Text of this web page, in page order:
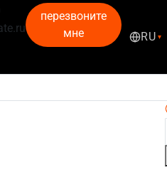
перезвоните
мне
RU ▾